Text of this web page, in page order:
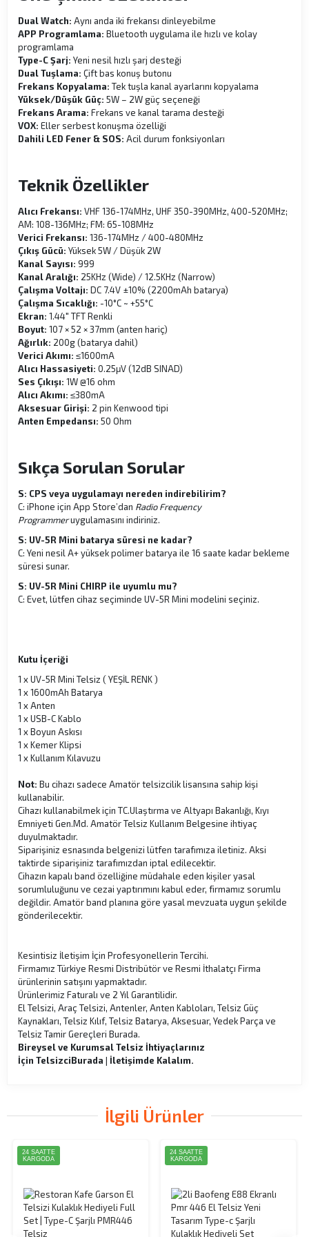
Dual Watch: Aynı anda iki frekansı dinleyebilme
APP Programlama: Bluetooth uygulama ile hızlı ve kolay
programlama
Type-C Şarj: Yeni nesil hızlı şarj desteği
Dual Tuşlama: Çift bas konuş butonu
Frekans Kopyalama: Tek tuşla kanal ayarlarını kopyalama
Yüksek/Düşük Güç: 5W – 2W güç seçeneği
Frekans Arama: Frekans ve kanal tarama desteği
VOX: Eller serbest konuşma özelliği
Dahili LED Fener & SOS: Acil durum fonksiyonları
Teknik Özellikler
Alıcı Frekansı: VHF 136-174MHz, UHF 350-390MHz, 400-520MHz;
AM: 108-136MHz; FM: 65-108MHz
Verici Frekansı: 136-174MHz / 400-480MHz
Çıkış Gücü: Yüksek 5W / Düşük 2W
Kanal Sayısı: 999
Kanal Aralığı: 25KHz (Wide) / 12.5KHz (Narrow)
Çalışma Voltajı: DC 7.4V ±10% (2200mAh batarya)
Çalışma Sıcaklığı: -10°C ~ +55°C
Ekran: 1.44" TFT Renkli
Boyut: 107 × 52 × 37mm (anten hariç)
Ağırlık: 200g (batarya dahil)
Verici Akımı: ≤1600mA
Alıcı Hassasiyeti: 0.25μV (12dB SINAD)
Ses Çıkışı: 1W @16 ohm
Alıcı Akımı: ≤380mA
Aksesuar Girişi: 2 pin Kenwood tipi
Anten Empedansı: 50 Ohm
Sıkça Sorulan Sorular
S: CPS veya uygulamayı nereden indirebilirim?
C: iPhone için App Store’dan Radio Frequency
Programmeruygulamasını indiriniz.
S: UV-5R Mini batarya süresi ne kadar?
C: Yeni nesil A+ yüksek polimer batarya ile 16 saate kadar bekleme
süresi sunar.
S: UV-5R Mini CHIRP ile uyumlu mu?
C: Evet, lütfen cihaz seçiminde UV-5R Mini modelini seçiniz.
Kutu İçeriği
1 x UV-5R Mini Telsiz ( YEŞİL RENK )
1 x 1600mAh Batarya
1 x Anten
1 x USB-C Kablo
1 x Boyun Askısı
1 x Kemer Klipsi
1 x Kullanım Kılavuzu
Not: Bu cihazı sadece Amatör telsizcilik lisansına sahip kişi
kullanabilir.
Cihazı kullanabilmek için TC.Ulaştırma ve Altyapı Bakanlığı, Kıyı
Emniyeti Gen.Md. Amatör Telsiz Kullanım Belgesine ihtiyaç
duyulmaktadır.
Siparişiniz esnasında belgenizi lütfen tarafımıza iletiniz. Aksi
taktirde siparişiniz tarafımızdan iptal edilecektir.
Cihazın kapalı band özelliğine müdahale eden kişiler yasal
sorumluluğunu ve cezai yaptırımını kabul eder, firmamız sorumlu
değildir. Amatör band planına göre yasal mevzuata uygun şekilde
gönderilecektir.
Kesintisiz İletişim İçin Profesyonellerin Tercihi.
Firmamız Türkiye Resmi Distribütör ve Resmi İthalatçı Firma
ürünlerinin satışını yapmaktadır.
Ürünlerimiz Faturalı ve 2 Yıl Garantilidir.
El Telsizi, Araç Telsizi, Antenler, Anten Kabloları, Telsiz Güç
Kaynakları, Telsiz Kılıf, Telsiz Batarya, Aksesuar, Yedek Parça ve
Telsiz Tamir Gereçleri Burada.
Bireysel ve Kurumsal Telsiz İhtiyaçlarınız
İçinTelsizciBurada | İletişimde Kalalım.
İlgili Ürünler
24 SAATTE
KARGODA
24 SAATTE
KARGODA